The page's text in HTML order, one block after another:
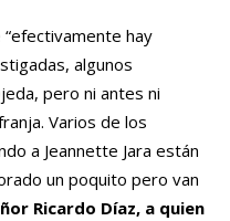
hay
algunos
pero ni antes ni
Varios de los
a Jeannette Jara están
un poquito pero van
Ricardo Díaz, a quien